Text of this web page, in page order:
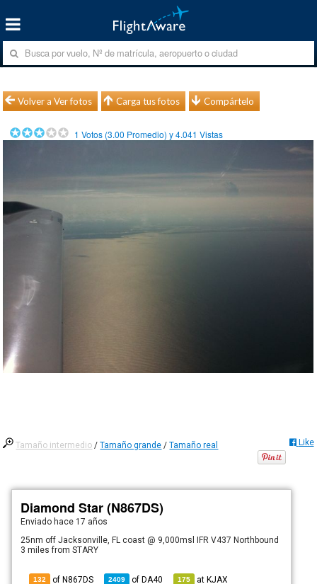
Volver a Ver fotos Carga tus fotos Compártelo
1 Votos (3.00 Promedio) y4.041 Vistas
Tamaño intermedio /Tamaño grande /Tamaño real Like
Diamond Star (N867DS)
Enviado hace 17 años
25nm off Jacksonville, FL coast @ 9,000msl IFR V437 Northbound
3 miles from STARY
132 of N867DS 2409 ofDA40 175 atKJAX